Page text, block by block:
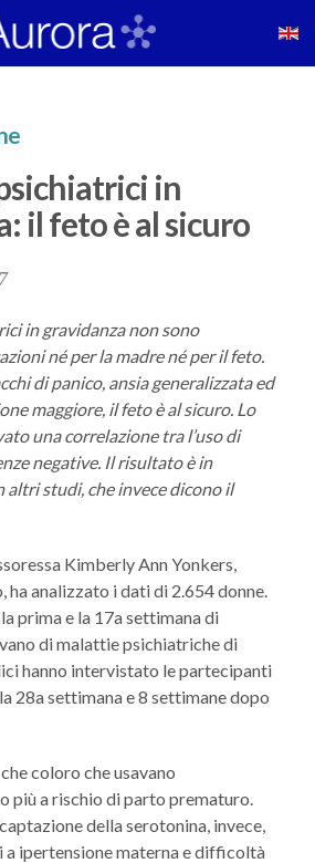
in
il feto è al sicuro
in gravidanza non sono
né per la madre né per il feto.
di panico, ansia generalizzata ed
maggiore, il feto è al sicuro. Lo
una correlazione tra l’uso di
negative. Il risultato è in
altri studi, che invece dicono il
Kimberly Ann Yonkers,
ha analizzato i dati di 2.654 donne.
prima e la 17a settimana di
di malattie psichiatriche di
hanno intervistato le partecipanti
28a settimana e 8 settimane dopo
coloro che usavano
più a rischio di parto prematuro.
della serotonina, invece,
a ipertensione materna e difficoltà